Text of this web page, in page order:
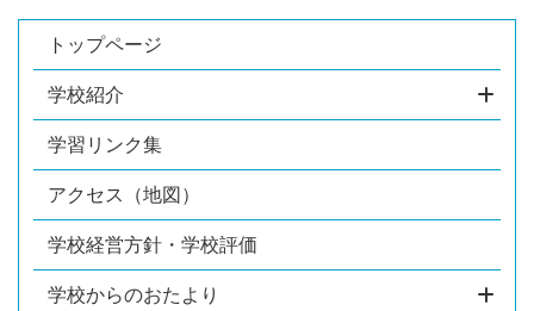
トップページ
学校紹介
学習リンク集
アクセス（地図）
学校経営方針・学校評価
学校からのおたより